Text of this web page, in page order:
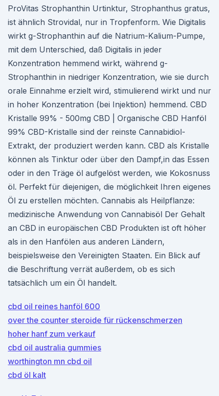
ProVitas Strophanthin Urtinktur, Strophanthus gratus,
ist ähnlich Strovidal, nur in Tropfenform. Wie Digitalis
wirkt g-Strophanthin auf die Natrium-Kalium-Pumpe,
mit dem Unterschied, daß Digitalis in jeder
Konzentration hemmend wirkt, während g-
Strophanthin in niedriger Konzentration, wie sie durch
orale Einnahme erzielt wird, stimulierend wirkt und nur
in hoher Konzentration (bei Injektion) hemmend. CBD
Kristalle 99% - 500mg CBD | Organische CBD Hanföl
99% CBD-Kristalle sind der reinste Cannabidiol-
Extrakt, der produziert werden kann. CBD als Kristalle
können als Tinktur oder über den Dampf,in das Essen
oder in den Träge öl aufgelöst werden, wie Kokosnuss
öl. Perfekt für diejenigen, die möglichkeit Ihren eigenes
Öl zu erstellen möchten. Cannabis als Heilpflanze:
medizinische Anwendung von Cannabisöl Der Gehalt
an CBD in europäischen CBD Produkten ist oft höher
als in den Hanfölen aus anderen Ländern,
beispielsweise den Vereinigten Staaten. Ein Blick auf
die Beschriftung verrät außerdem, ob es sich
tatsächlich um ein Öl handelt.
cbd oil reines hanföl 600
over the counter steroide für rückenschmerzen
hoher hanf zum verkauf
cbd oil australia gummies
worthington mn cbd oil
cbd öl kalt